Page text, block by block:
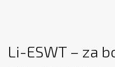
Li-ESWT – za